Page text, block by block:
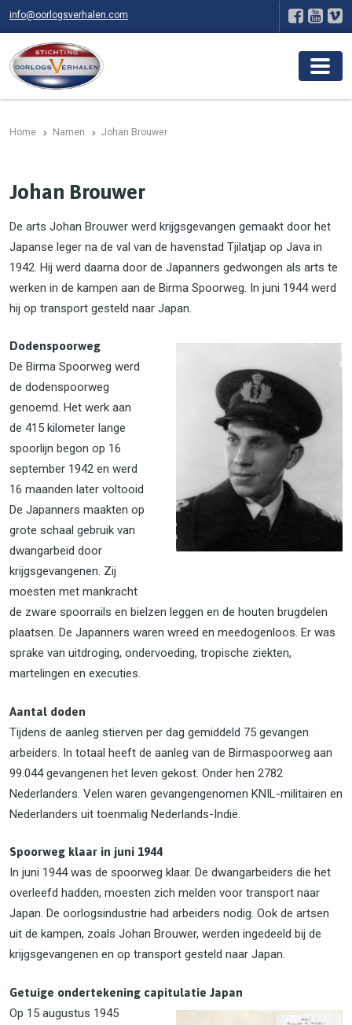
info@oorlogsverhalen.com
Home Namen Johan Brouwer
Johan Brouwer
De arts Johan Brouwer werd krijgsgevangen gemaakt door het
Japanse leger na de val van de havenstad Tjilatjap op Java in
1942. Hij werd daarna door de Japanners gedwongen als arts te
werken in de kampen aan de Birma Spoorweg. In juni 1944 werd
hij op transport gesteld naar Japan.
Dodenspoorweg
De Birma Spoorweg werd
de dodenspoorweg
genoemd. Het werk aan
de 415 kilometer lange
spoorlijn begon op 16
september 1942 en werd
16 maanden later voltooid
De Japanners maakten op
grote schaal gebruik van
dwangarbeid door
krijgsgevangenen. Zij
moesten met mankracht
de zware spoorrails en bielzen leggen en de houten brugdelen
plaatsen. De Japanners waren wreed en meedogenloos. Er was
sprake van uitdroging, ondervoeding, tropische ziekten,
martelingen en executies.
Aantal doden
Tijdens de aanleg stierven per dag gemiddeld 75 gevangen
arbeiders. In totaal heeft de aanleg van de Birmaspoorweg aan
99.044 gevangenen het leven gekost. Onder hen 2782
Nederlanders. Velen waren gevangengenomen KNIL-militairen en
Nederlanders uit toenmalig Nederlands-Indië.
Spoorweg klaar in juni 1944
In juni 1944 was de spoorweg klaar. De dwangarbeiders die het
overleefd hadden, moesten zich melden voor transport naar
Japan. De oorlogsindustrie had arbeiders nodig. Ook de artsen
uit de kampen, zoals Johan Brouwer, werden ingedeeld bij de
krijgsgevangenen en op transport gesteld naar Japan.
Getuige ondertekening capitulatie Japan
Op 15 augustus 1945